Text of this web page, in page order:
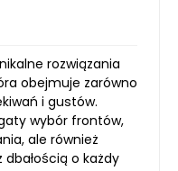
rozwiązania
obejmuje zarówno
i gustów.
wybór frontów,
ale również
o każdy